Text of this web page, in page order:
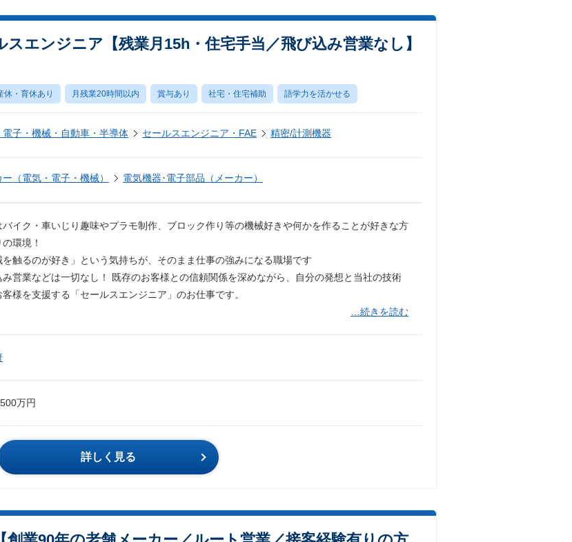
スエンジニア【残業月15h・住宅手当／飛び込み営業なし】
休・育休あり 月残業20時間以内 賞与あり 社宅・住宅補助 語学力を活かせる
電子・機械・自動車・半導体 セールスエンジニア・FAE 精密/計測機器
ー（電気・電子・機械） 電気機器･電子部品（メーカー）
バイク・車いじり趣味やプラモ制作、ブロック作り等の機械好きや何かを作ることが好きな方
環境！
を触るのが好き」という気持ちが、そのまま仕事の強みになる職場です
み営業などは一切なし！ 既存のお客様との信頼関係を深めながら、自分の発想と当社の技術
客様を支援する「セールスエンジニア」のお仕事です。
…続きを読む
万円
詳しく見る